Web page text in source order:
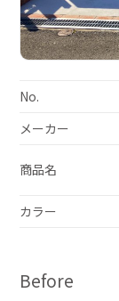
No.
メーカー
商品名
カラー
Before